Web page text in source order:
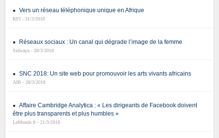
Vers un réseau téléphonique unique en Afrique
RFI - 31/3/2018
Réseaux sociaux : Un canal qui dégrade l’image de la femme
Sidwaya - 28/3/2018
SNC 2018: Un site web pour promouvoir les arts vivants africains
AIB - 28/3/2018
Affaire Cambridge Analytica : « Les dirigeants de Facebook doivent
être plus transparents et plus humbles »
LeMonde.fr - 21/3/2018